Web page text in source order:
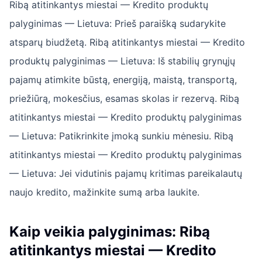
Ribą atitinkantys miestai — Kredito produktų
palyginimas — Lietuva: Prieš paraišką sudarykite
atsparų biudžetą. Ribą atitinkantys miestai — Kredito
produktų palyginimas — Lietuva: Iš stabilių grynųjų
pajamų atimkite būstą, energiją, maistą, transportą,
priežiūrą, mokesčius, esamas skolas ir rezervą. Ribą
atitinkantys miestai — Kredito produktų palyginimas
— Lietuva: Patikrinkite įmoką sunkiu mėnesiu. Ribą
atitinkantys miestai — Kredito produktų palyginimas
— Lietuva: Jei vidutinis pajamų kritimas pareikalautų
naujo kredito, mažinkite sumą arba laukite.
Kaip veikia palyginimas: Ribą
atitinkantys miestai — Kredito